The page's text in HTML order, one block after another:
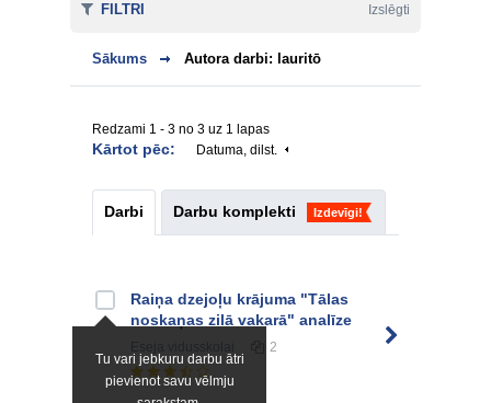
Sākums Autora darbi: lauritō
Redzami 1 - 3 no 3 uz 1 lapas
Kārtot pēc: Datuma, dilst.
Darbi Darbu komplekti Izdevīgi!
Tu vari jebkuru darbu ātri
pievienot savu vēlmju
Raiņa dzejoļu krājuma "Tālas
noskaņas zilā vakarā" analīze
2
FILTRI Izslēgti